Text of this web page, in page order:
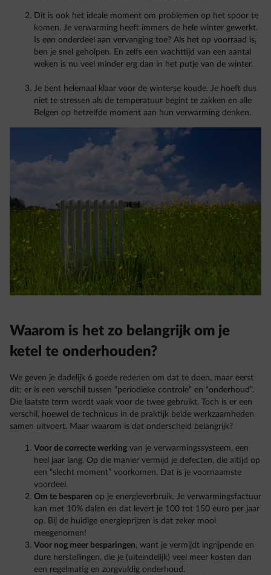
Dit is ook het ideale moment om problemen op het spoor te
komen. Je verwarming heeft immers de hele winter gewerkt.
Is een onderdeel aan vervanging toe? Als het op voorraad is,
ben je snel geholpen. En zelfs een wachttijd van een aantal
weken is nu veel minder erg dan in het putje van de winter.
Je bent helemaal klaar voor de winterse koude. Je hoeft dus
niet te stressen als de temperatuur begint te zakken en alle
Belgen op hetzelfde moment aan hun verwarming denken.
Waarom is het zo belangrijk om je
ketel te onderhouden?
We geven je dadelijk 6 goede redenen om dat te doen, maar eerst
dit: er is een verschil tussen “periodieke controle” en “onderhoud”.
Die laatste term wordt vaak voor de twee gebruikt. Toch is er een
verschil, hoewel de technicus in de praktijk beide werkzaamheden
samen uitvoert. Maar waarom is dat onderscheid belangrijk?
Voor de correcte werking van je verwarmingssysteem, een
heel jaar lang. Op die manier vermijd je defecten, die altijd op
een “slecht moment” voorkomen. Dat is je voornaamste
voordeel.
Om te besparen op je energieverbruik. Je verwarmingsfactuur
kan met 10% dalen en dat levert je 100 tot 150 euro per jaar
op. Bij de huidige energieprijzen is dat zeker mooi
meegenomen!
Voor nog meer besparingen, want je vermijdt ingrijpende en
dure herstellingen, die je (uiteindelijk) veel meer kosten dan
een regelmatig en zorgvuldig onderhoud.